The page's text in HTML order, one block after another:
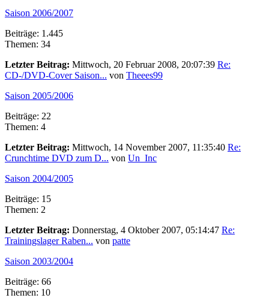
Saison 2006/2007
Beiträge: 1.445
Themen: 34
Letzter Beitrag: Mittwoch, 20 Februar 2008, 20:07:39 Re:
CD-/DVD-Cover Saison... von Theees99
Saison 2005/2006
Beiträge: 22
Themen: 4
Letzter Beitrag: Mittwoch, 14 November 2007, 11:35:40 Re:
Crunchtime DVD zum D... von Un_Inc
Saison 2004/2005
Beiträge: 15
Themen: 2
Letzter Beitrag: Donnerstag, 4 Oktober 2007, 05:14:47 Re:
Trainingslager Raben... von patte
Saison 2003/2004
Beiträge: 66
Themen: 10